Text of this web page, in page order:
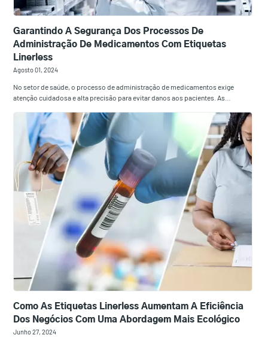
Garantindo A Segurança Dos Processos De
Administração De Medicamentos Com Etiquetas
Linerless
Agosto 01, 2024
No setor de saúde, o processo de administração de medicamentos exige
atenção cuidadosa e alta precisão para evitar danos aos pacientes. As…
Como As Etiquetas Linerless Aumentam A Eficiência
Dos Negócios Com Uma Abordagem Mais Ecológico
Junho 27, 2024